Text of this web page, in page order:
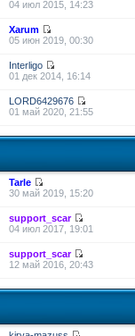
04 июл 2015, 14:23
Xarum
05 июн 2019, 00:30
Interligo
01 дек 2014, 16:14
LORD6429676
01 май 2020, 21:55
Tarle
30 май 2019, 15:20
support_scar
04 июл 2017, 19:01
support_scar
12 май 2016, 20:43